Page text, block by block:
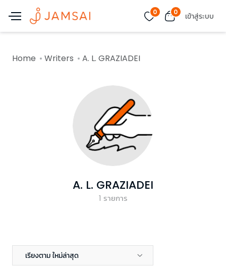
0 0 เข้าสู่ระบบ
Home Writers A. L. GRAZIADEI
A. L. GRAZIADEI
1 รายการ
เรียงตาม ใหม่ล่าสุด